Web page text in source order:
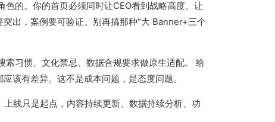
的。你的首页必须同时让CEO看到战略高度、让
出，案例要可验证。别再搞那种“大 Banner+三个
习惯、文化禁忌、数据合规要求做原生适配。 给
该有差异。这不是成本问题，是态度问题。
线只是起点，内容持续更新、数据持续分析、功